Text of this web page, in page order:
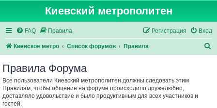
Киевский метрополитен
FAQ Правила Вход
Регистрация
Киевское метро Список форумов Правила
Правила Форума
Все пользователи Киевский метрополитен должны следовать этим
Правилам, чтобы общение на форуме происходило дружелюбно,
доставляло удовольствие и было продуктивным для всех участников и
гостей.